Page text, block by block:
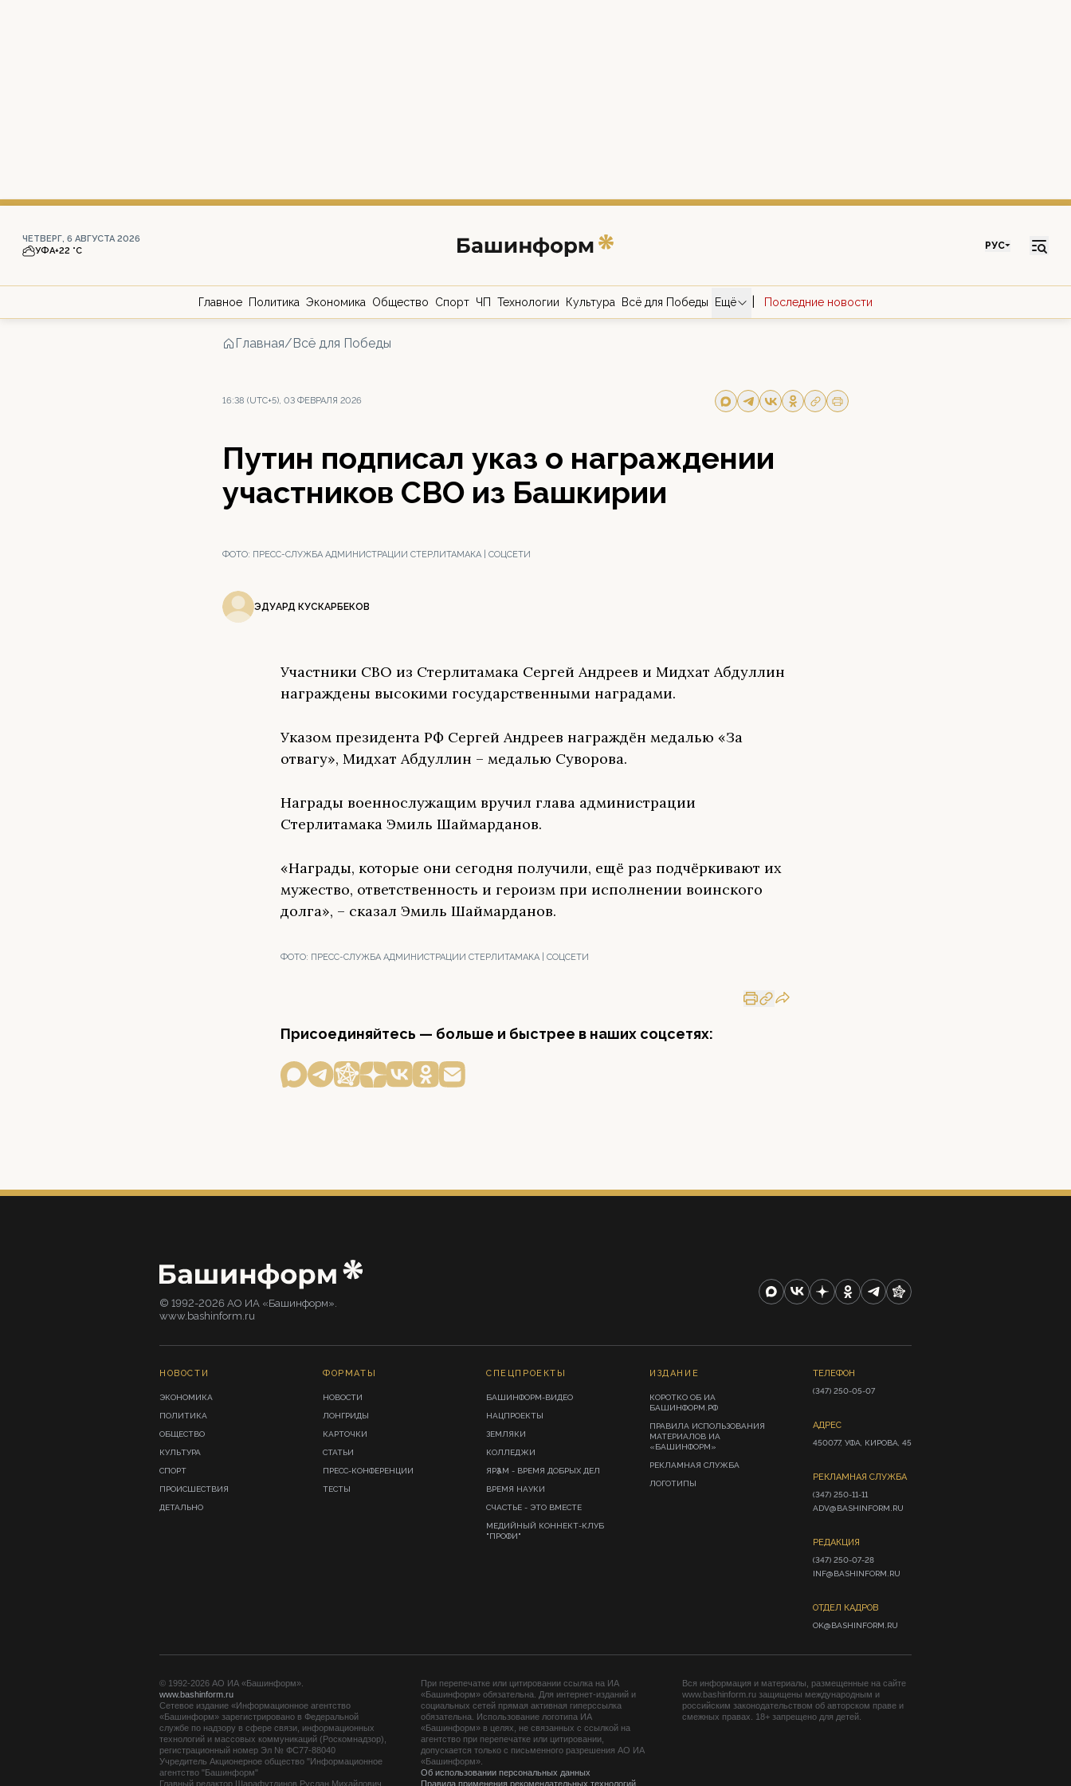
ЧЕТВЕРГ, 6 АВГУСТА 2026
УФА+22 °С РУС
Главное Политика Экономика Общество Спорт ЧП Технологии Культура Всё для Победы Ещё Последние новости
Главная/Всё для Победы
16:38 (UTC+5), 03 ФЕВРАЛЯ 2026
Путин подписал указ о награждении
участников СВО из Башкирии
ФОТО: ПРЕСС-СЛУЖБА АДМИНИСТРАЦИИ СТЕРЛИТАМАКА | СОЦСЕТИ
ЭДУАРД КУСКАРБЕКОВ
Участники СВО из Стерлитамака Сергей Андреев и Мидхат Абдуллин
награждены высокими государственными наградами.
Указом президента РФ Сергей Андреев награждён медалью «За
отвагу», Мидхат Абдуллин – медалью Суворова.
Награды военнослужащим вручил глава администрации
Стерлитамака Эмиль Шаймарданов.
«Награды, которые они сегодня получили, ещё раз подчёркивают их
мужество, ответственность и героизм при исполнении воинского
долга», – сказал Эмиль Шаймарданов.
ФОТО: ПРЕСС-СЛУЖБА АДМИНИСТРАЦИИ СТЕРЛИТАМАКА | СОЦСЕТИ
Присоединяйтесь — больше и быстрее в наших соцсетях:
© 1992-2026 АО ИА «Башинформ».
www.bashinform.ru
НОВОСТИ
ЭКОНОМИКА
ПОЛИТИКА
ОБЩЕСТВО
КУЛЬТУРА
СПОРТ
ПРОИСШЕСТВИЯ
ДЕТАЛЬНО
ФОРМАТЫ
НОВОСТИ
ЛОНГРИДЫ
КАРТОЧКИ
СТАТЬИ
ПРЕСС-КОНФЕРЕНЦИИ
ТЕСТЫ
СПЕЦПРОЕКТЫ
БАШИНФОРМ-ВИДЕО
НАЦПРОЕКТЫ
ЗЕМЛЯКИ
КОЛЛЕДЖИ
ЯРҘАМ - ВРЕМЯ ДОБРЫХ ДЕЛ
ВРЕМЯ НАУКИ
СЧАСТЬЕ - ЭТО ВМЕСТЕ
МЕДИЙНЫЙ КОННЕКТ-КЛУБ
"ПРОФИ"
ИЗДАНИЕ
КОРОТКО ОБ ИА
БАШИНФОРМ.РФ
ПРАВИЛА ИСПОЛЬЗОВАНИЯ
МАТЕРИАЛОВ ИА
«БАШИНФОРМ»
РЕКЛАМНАЯ СЛУЖБА
ЛОГОТИПЫ
ТЕЛЕФОН
(347) 250-05-07
АДРЕС
450077, УФА, КИРОВА, 45
РЕКЛАМНАЯ СЛУЖБА
(347) 250-11-11
ADV@BASHINFORM.RU
РЕДАКЦИЯ
(347) 250-07-28
INF@BASHINFORM.RU
ОТДЕЛ КАДРОВ
OK@BASHINFORM.RU
© 1992-2026 АО ИА «Башинформ».
www.bashinform.ru
Сетевое издание «Информационное агентство
«Башинформ» зарегистрировано в Федеральной
службе по надзору в сфере связи, информационных
технологий и массовых коммуникаций (Роскомнадзор),
регистрационный номер Эл № ФС77-88040
Учредитель Акционерное общество "Информационное
агентство "Башинформ"
Главный редактор Шарафутдинов Руслан Михайлович
При перепечатке или цитировании ссылка на ИА
«Башинформ» обязательна. Для интернет-изданий и
социальных сетей прямая активная гиперссылка
обязательна. Использование логотипа ИА
«Башинформ» в целях, не связанных с ссылкой на
агентство при перепечатке или цитировании,
допускается только с письменного разрешения АО ИА
«Башинформ».
Об использовании персональных данных
Правила применения рекомендательных технологий
Вся информация и материалы, размещенные на сайте
www.bashinform.ru защищены международным и
российским законодательством об авторском праве и
смежных правах. 18+ запрещено для детей.